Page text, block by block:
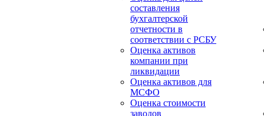
составления
бухгалтерской
отчетности в
соответствии с РСБУ
Оценка активов
компании при
ликвидации
Оценка активов для
МСФО
Оценка стоимости
заводов